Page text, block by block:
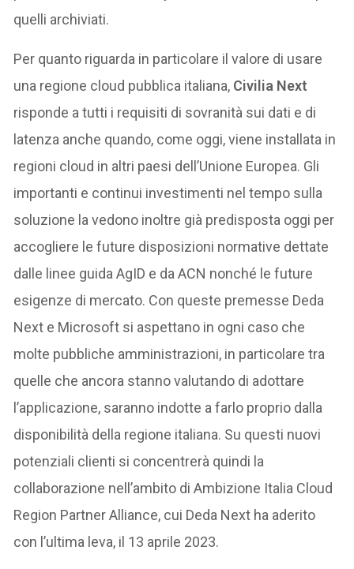
quelli archiviati.
Per quanto riguarda in particolare il valore di usare
una regione cloud pubblica italiana, Civilia Next
risponde a tutti i requisiti di sovranità sui dati e di
latenza anche quando, come oggi, viene installata in
regioni cloud in altri paesi dell’Unione Europea. Gli
importanti e continui investimenti nel tempo sulla
soluzione la vedono inoltre già predisposta oggi per
accogliere le future disposizioni normative dettate
dalle linee guida AgID e da ACN nonché le future
esigenze di mercato. Con queste premesse Deda
Next e Microsoft si aspettano in ogni caso che
molte pubbliche amministrazioni, in particolare tra
quelle che ancora stanno valutando di adottare
l’applicazione, saranno indotte a farlo proprio dalla
disponibilità della regione italiana. Su questi nuovi
potenziali clienti si concentrerà quindi la
collaborazione nell’ambito di Ambizione Italia Cloud
Region Partner Alliance, cui Deda Next ha aderito
con l’ultima leva, il 13 aprile 2023.